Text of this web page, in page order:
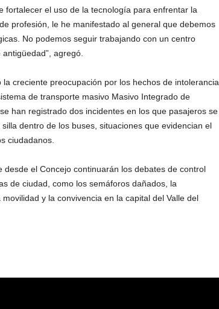
fortalecer el uso de la tecnología para enfrentar la
profesión, le he manifestado al general que debemos
No podemos seguir trabajando con un centro
agregó.
creciente preocupación por los hechos de intolerancia
de transporte masivo Masivo Integrado de
han registrado dos incidentes en los que pasajeros se
dentro de los buses, situaciones que evidencian el
ciudadanos.
el Concejo continuarán los debates de control
de ciudad, como los semáforos dañados, la
y la convivencia en la capital del Valle del